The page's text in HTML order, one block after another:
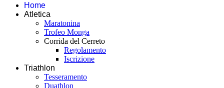
Home
Atletica
Maratonina
Trofeo Monga
Corrida del Cerreto
Regolamento
Iscrizione
Triathlon
Tesseramento
Duathlon